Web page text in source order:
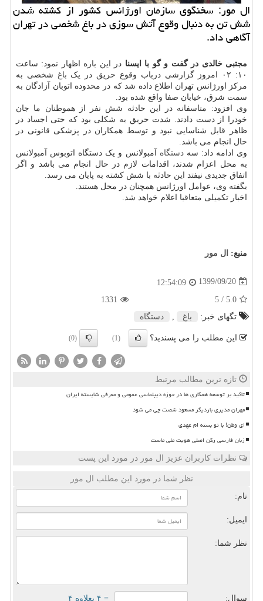
ال مور: سخنگوی سازمان اورژانس کشور از کشته شدن
شش تن به دنبال وقوع آتش سوزی در باغ شخصی در تهران
آگاهی داد.
مجتبی خالدی در گفت و گو با ایسنا در این باره اظهار نمود: ساعت
۱۰: ۰۲ امروز گزارشی درباب وقوع حریق در یک
باغ شخصی به
مرکز اورژانس تهران اطلاع داده شد که در محدوده اتوبان آزادگان به
سمت شرق، خیابان صفا واقع شده بود.
وی افزود: متاسفانه در این حادثه شش نفر از هموطنان ما جان
خودرا از دست دادند. شدت حریق به شکلی بود که حتی اجساد در
ظاهر قابل شناسایی نبود و توسط همکاران در پزشکی قانونی در
حال انجام می باشد.
وی ادامه داد: سهدستگاه آمبولانس و یک دستگاه اتوبوس آمبولانس
به محل اعزام شدند، اقدامات لازم در حال انجام می باشد و اگر
اتفاق جدیدی نیفتد این حادثه با شش کشته به پایان می رسد.
بگفته وی، عوامل اورژانس همچنان در محل هستند.
اخبار تکمیلی متعاقبا اعلام خواهد شد.
منبع: ال مور
1399/09/20
12:54:09
5.0
/ 5
1331
تگهای خبر:
باغ دستگاه
این مطلب را می پسندید؟ (1)
(0)
تازه ترین مطالب مرتبط
تاکید بر توسعه همکاری ها در حوزه دیپلماسی عمومی و معرفی شایسته ایران
مهران مدیری باردیگر مسعود شصت چی می شود
ای وطن! با تو بسته ام عهدی
زبان فارسی رکن اصلی هویت ملی ماست
نظرات کاربران عزیز ال مور در مورد این پست
نظر شما در مورد این مطلب ال مور
نام:
ایمیل:
نظر شما:
سوال: = ۴ بعلاوه ۴